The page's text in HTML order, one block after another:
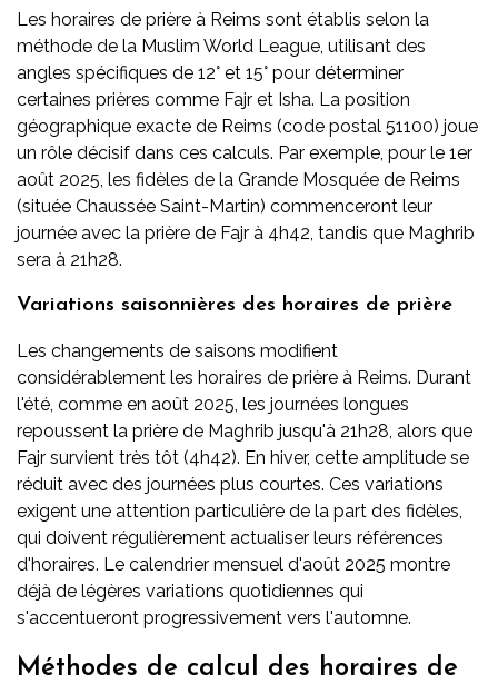
Les horaires de prière à Reims sont établis selon la
méthode de la Muslim World League, utilisant des
angles spécifiques de 12° et 15° pour déterminer
certaines prières comme Fajr et Isha. La position
géographique exacte de Reims (code postal 51100) joue
un rôle décisif dans ces calculs. Par exemple, pour le 1er
août 2025, les fidèles de la Grande Mosquée de Reims
(située Chaussée Saint-Martin) commenceront leur
journée avec la prière de Fajr à 4h42, tandis que Maghrib
sera à 21h28.
Variations saisonnières des horaires de prière
Les changements de saisons modifient
considérablement les horaires de prière à Reims. Durant
l'été, comme en août 2025, les journées longues
repoussent la prière de Maghrib jusqu'à 21h28, alors que
Fajr survient très tôt (4h42). En hiver, cette amplitude se
réduit avec des journées plus courtes. Ces variations
exigent une attention particulière de la part des fidèles,
qui doivent régulièrement actualiser leurs références
d'horaires. Le calendrier mensuel d'août 2025 montre
déjà de légères variations quotidiennes qui
s'accentueront progressivement vers l'automne.
Méthodes de calcul des horaires de